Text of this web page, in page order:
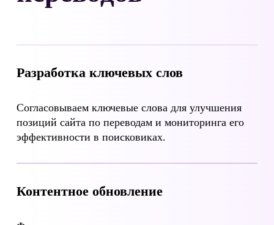
Разработка ключевых слов
Согласовываем ключевые слова для улучшения
позиций сайта по переводам и мониторинга его
эффективности в поисковиках.
Контентное обновление